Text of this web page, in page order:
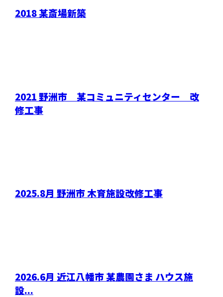
2018 某斎場新築
2021 野洲市 某コミュニティセンター 改
修工事
2025.8月 野洲市 木育施設改修工事
2026.6月 近江八幡市 某農園さま ハウス施
設...